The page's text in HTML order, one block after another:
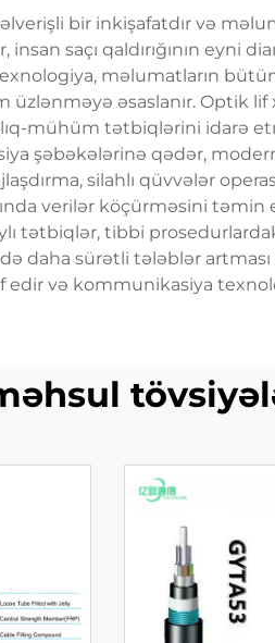
bir inkişafatdır və
saçı qaldırığının eyni
məlumatların
əsaslanır. Optik
mühüm tətbiqlərini idarə
şəbəkələrinə qədər,
silahlı qüvvələr
verilər köçürməsini
tətbiqlər, tibbi
daha sürətli tələblər
edir və kommunikasiya